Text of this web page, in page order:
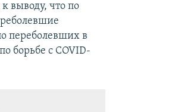
к выводу, что по
переболевших в
борьбе с COVID-